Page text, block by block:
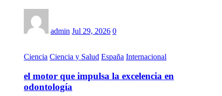
admin Jul 29, 2026 0
Ciencia Ciencia y Salud España Internacional
el motor que impulsa la excelencia en
odontología